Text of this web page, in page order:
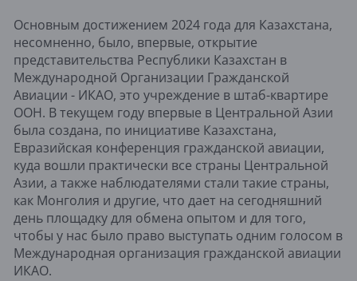
Основным достижением 2024 года для Казахстана,
несомненно, было, впервые, открытие
представительства Республики Казахстан в
Международной Организации Гражданской
Авиации - ИКАО, это учреждение в штаб-квартире
ООН. В текущем году впервые в Центральной Азии
была создана, по инициативе Казахстана,
Евразийская конференция гражданской авиации,
куда вошли практически все страны Центральной
Азии, а также наблюдателями стали такие страны,
как Монголия и другие, что дает на сегодняшний
день площадку для обмена опытом и для того,
чтобы у нас было право выступать одним голосом в
Международная организация гражданской авиации
ИКАО.